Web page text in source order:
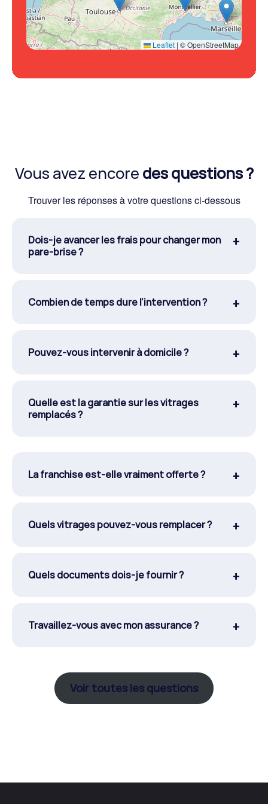
Leaflet | © OpenStreetMap
Vous avez encore des questions ?
Trouver les réponses à votre questions ci-dessous
Dois-je avancer les frais pour changer mon
pare-brise ?
Combien de temps dure l’intervention ?
Pouvez-vous intervenir à domicile ?
Quelle est la garantie sur les vitrages
remplacés ?
La franchise est-elle vraiment offerte ?
Quels vitrages pouvez-vous remplacer ?
Quels documents dois-je fournir ?
Travaillez-vous avec mon assurance ?
Voir toutes les questions